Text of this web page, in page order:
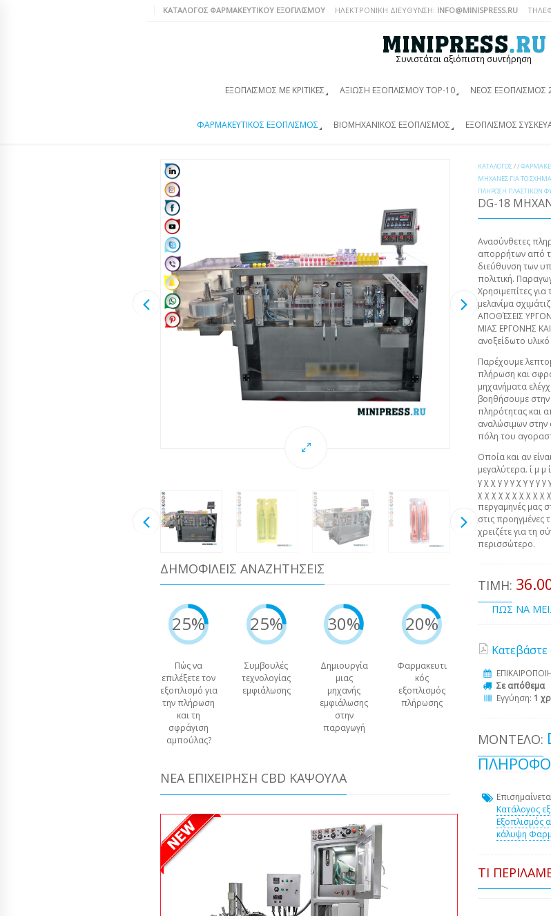
ΚΑΤΆΛΟΓΟΣ ΦΑΡΜΑΚΕΥΤΙΚΟΎ ΕΞΟΠΛΙΣΜΟΎ ΗΛΕΚΤΡΟΝΙΚΗ ΔΙΕΥΘΥΝΣΗ: INFO@MINISPRESS.RU
Συνιστάται αξιόπιστη συντήρηση
ΕΞΟΠΛΙΣΜΌΣ ΜΕ ΚΡΙΤΙΚΈΣ ΑΞΊΩΣΗ ΕΞΟΠΛΙΣΜΟΎ TOP-10 ΝΈΟΣ ΕΞΟΠΛΙΣΜΌΣ
ΦΑΡΜΑΚΕΥΤΙΚΌΣ ΕΞΟΠΛΙΣΜΌΣ ΒΙΟΜΗΧΑΝΙΚΌΣ ΕΞΟΠΛΙΣΜΌΣ ΕΞΟΠΛΙΣΜΌΣ
ΔΗΜΟΦΙΛΕΊΣ ΑΝΑΖΗΤΉΣΕΙΣ
25%
Πώς να
επιλέξετε τον
εξοπλισμό για
την πλήρωση
και τη
σφράγιση
αμπούλας?
25%
Συμβουλές
τεχνολογίας
εμφιάλωσης
30%
Δημιουργία
μιας
μηχανής
εμφιάλωσης
στην
παραγωγή
20%
Φαρμακευτι
κός
εξοπλισμός
πλήρωσης
ΝΈΑ ΕΠΙΧΕΊΡΗΣΗ CBD ΚΆΨΟΥΛΑ
ΚΑΤΆΛΟΓΟΣ/ /
ΜΗΧΑΝΈΣ ΓΙΑ ΤΟ
ΠΛΉΡΩΣΗ ΠΛΑΣΤΙΚΏΝ
DG-18
Ανασύνθετες
απορρήτων από
διεύθυνση των
πολιτική.
Χρησιμεπίτες
μελανίμα
ΑΠΟΘΈΣΕΙΣ
ΜΙΑΣ ΕΡΓΟΝΗΣ
ανοξείδωτο υλικό
Παρέχουμε
πλήρωση και
μηχανήματα
βοηθήσουμε
πληρότητας και
αναλώσιμων
πόλη του
Οποία και αν
μεγαλύτερα. ί μ μ
γ χ χ γ γ γ χ γ γ γ γ
χ χ χ χ χ χ χ χ χ χ
περγαμηνές μας
στις προηγμένες
χρειζέτε για τη
περισσώτερο.
ΤΙΜΉ:
ΠΩΣ ΝΑ
Κατεβάστε
Σε απόθεμα
Εγγύηση: 1
ΜΟΝΤΈΛΟ:
Κατάλογος
Εξοπλισμός
κάλυψη
ΤΙ